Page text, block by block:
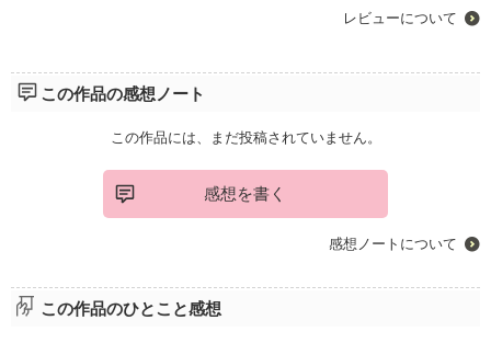
レビューについて
この作品の感想ノート
この作品には、まだ投稿されていません。
感想を書く
感想ノートについて
この作品のひとこと感想